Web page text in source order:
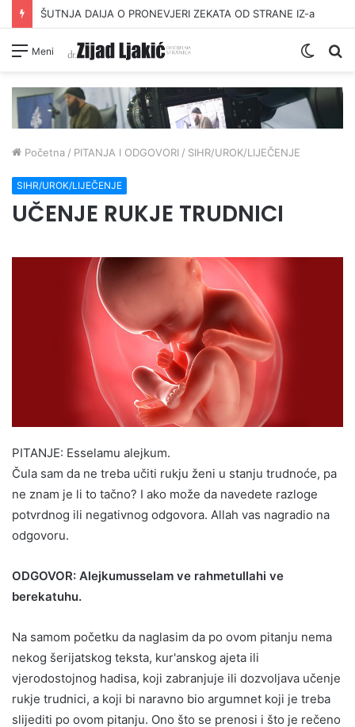
ŠUTNJA DAIJA O PRONEVJERI ZEKATA OD STRANE IZ-a
Meni
Switch
Početna / PITANJA I ODGOVORI / SIHR/UROK/LIJEČENJE
SIHR/UROK/LIJEČENJE
UČENJE RUKJE TRUDNICI
PITANJE: Esselamu alejkum.
Čula sam da ne treba učiti rukju ženi u stanju trudnoće, pa
ne znam je li to tačno? I ako može da navedete razloge
potvrdnog ili negativnog odgovora. Allah vas nagradio na
odgovoru.
ODGOVOR: Alejkumusselam ve rahmetullahi ve
berekatuhu.
Na samom početku da naglasim da po ovom pitanju nema
nekog šerijatskog teksta, kur'anskog ajeta ili
vjerodostojnog hadisa, koji zabranjuje ili dozvoljava učenje
rukje trudnici, a koji bi naravno bio argumnet koji je treba
slijediti po ovom pitanju. Ono što se prenosi i što je rečeno